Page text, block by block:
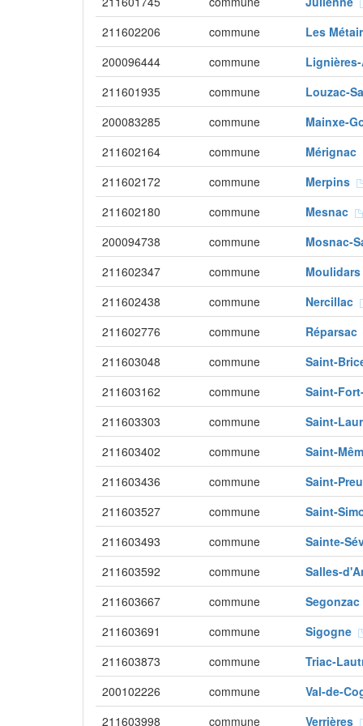
211602206
commune
Les
200096444
commune
211601935
commune
Louzac-
200083285
commune
Mainxe-
211602164
commune
Mérignac
211602172
commune
Merpins
211602180
commune
Mesnac
200094738
commune
Mosnac-
211602347
commune
211602438
commune
Nercillac
211602776
commune
Réparsac
211603048
commune
Saint-
211603162
commune
Saint-
211603303
commune
Saint-
211603402
commune
Saint-
211603436
commune
Saint-
211603527
commune
Saint-
211603493
commune
Sainte-
211603592
commune
Salles-
211603667
commune
211603691
commune
Sigogne
211603873
commune
Triac-
200102226
commune
Val-de-
211603998
commune Verrières